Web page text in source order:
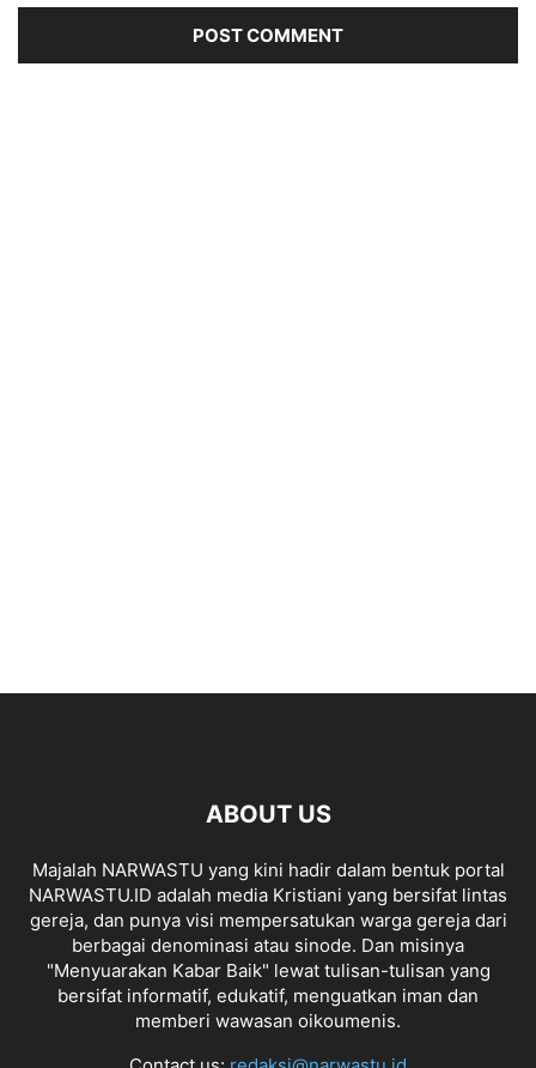
ABOUT US
Majalah NARWASTU yang kini hadir dalam bentuk portal
NARWASTU.ID adalah media Kristiani yang bersifat lintas
gereja, dan punya visi mempersatukan warga gereja dari
berbagai denominasi atau sinode. Dan misinya
"Menyuarakan Kabar Baik" lewat tulisan-tulisan yang
bersifat informatif, edukatif, menguatkan iman dan
memberi wawasan oikoumenis.